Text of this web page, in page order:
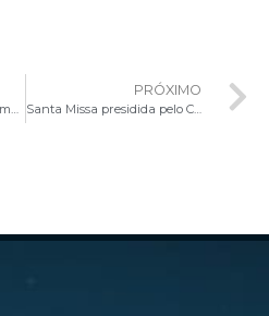
PRÓXIMO
Santa Missa presidida pelo Cardeal Paulo Cezar Costa na Paróquia Nossa Senhora da Natividade